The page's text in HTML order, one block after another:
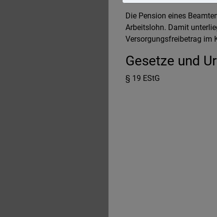
Die Pension eines
Arbeitslohn. Damit
Versorgungsfreibetrag im
Gesetze und
§ 19 EStG